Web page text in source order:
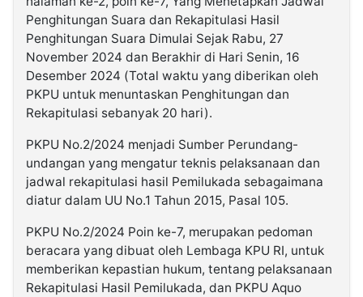
Penghitungan Suara dan Rekapitulasi Hasil
Penghitungan Suara Dimulai Sejak Rabu, 27
November 2024 dan Berakhir di Hari Senin, 16
Desember 2024 (Total waktu yang diberikan oleh
PKPU untuk menuntaskan Penghitungan dan
Rekapitulasi sebanyak 20 hari).
PKPU No.2/2024 menjadi Sumber Perundang-
undangan yang mengatur teknis pelaksanaan dan
jadwal rekapitulasi hasil Pemilukada sebagaimana
diatur dalam UU No.1 Tahun 2015, Pasal 105.
PKPU No.2/2024 Poin ke-7, merupakan pedoman
beracara yang dibuat oleh Lembaga KPU RI, untuk
memberikan kepastian hukum, tentang pelaksanaan
Rekapitulasi Hasil Pemilukada, dan PKPU Aquo